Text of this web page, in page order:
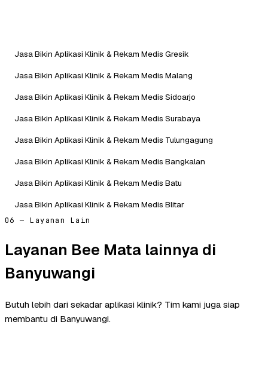
Jasa Bikin Aplikasi Klinik & Rekam Medis Gresik
Jasa Bikin Aplikasi Klinik & Rekam Medis Malang
Jasa Bikin Aplikasi Klinik & Rekam Medis Sidoarjo
Jasa Bikin Aplikasi Klinik & Rekam Medis Surabaya
Jasa Bikin Aplikasi Klinik & Rekam Medis Tulungagung
Jasa Bikin Aplikasi Klinik & Rekam Medis Bangkalan
Jasa Bikin Aplikasi Klinik & Rekam Medis Batu
Jasa Bikin Aplikasi Klinik & Rekam Medis Blitar
06 — Layanan Lain
Layanan Bee Mata lainnya di
Banyuwangi
Butuh lebih dari sekadar aplikasi klinik? Tim kami juga siap
membantu di Banyuwangi.